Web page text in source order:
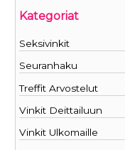
Kategoriat
Seksivinkit
Seuranhaku
Treffit Arvostelut
Vinkit Deittailuun
Vinkit Ulkomaille